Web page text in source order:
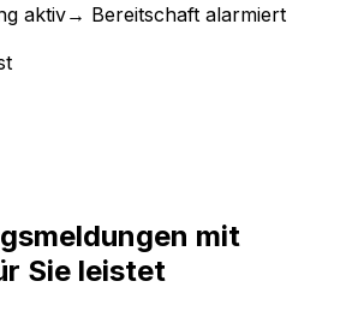
aktiv→ Bereitschaft alarmiert
mit
Sie leistet